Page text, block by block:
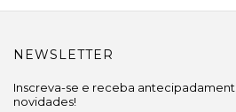
NEWSLETTER
Inscreva-se e receba
novidades!